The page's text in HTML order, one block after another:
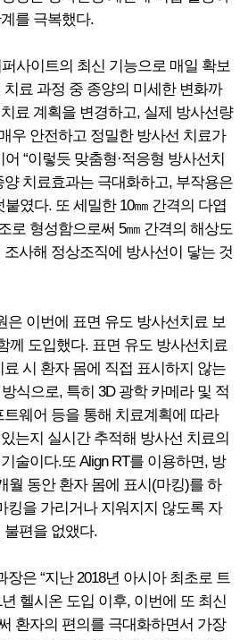
를 극복했다.
사이트의 최신 기능으로 매일 확보
료 과정 중 종양의 미세한 변화까
료 계획을 변경하고, 실제 방사선량
우 안전하고 정밀한 방사선 치료가
“이렇듯 맞춤형·적응형 방사선치
치료효과는 극대화하고, 부작용은
붙였다. 또 세밀한 10㎜ 간격의 다엽
로 형성함으로써 5㎜ 간격의 해상도
사해 정상조직에 방사선이 닿는 것
은 이번에 표면 유도 방사선치료 보
께 도입했다. 표면 유도 방사선치료
시 환자 몸에 직접 표시하지 않는
식으로, 특히 3D 광학 카메라 및 적
웨어 등을 통해 치료계획에 따라
는지 실시간 추적해 방사선 치료의
술이다.또 Align RT를 이용하면, 방
월 동안 환자 몸에 표시(마킹)를 하
킹을 가리거나 지워지지 않도록 자
불편을 없앴다.
은 “지난 2018년 아시아 최초로 트
헬시온 도입 이후, 이번에 또 최신
환자의 편의를 극대화하면서 가장